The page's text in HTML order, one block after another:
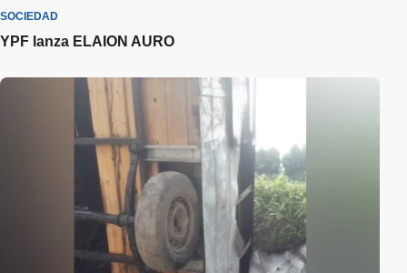
SOCIEDAD
YPF lanza ELAION AURO